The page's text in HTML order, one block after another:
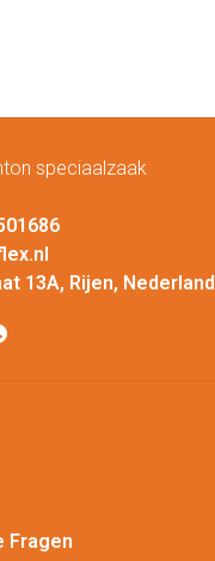
speciaalzaak
13A, Rijen, Nederland
Fragen